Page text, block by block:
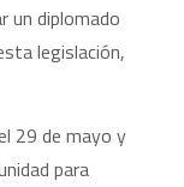
un diplomado
legislación,
29 de mayo y
para